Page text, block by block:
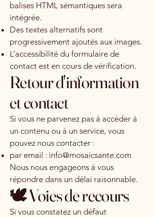
balises HTML sémantiques sera
intégrée.
Des textes alternatifs sont
progressivement ajoutés aux images.
L’accessibilité du formulaire de
contact est en cours de vérification.
Retour d'information
et contact
Si vous ne parvenez pas à accéder à
un contenu ou à un service, vous
pouvez nous contacter :
par email : info@mosaicsante.com
Nous nous engageons à vous
répondre dans un délai raisonnable.
🕊️ Voies de recours
Si vous constatez un défaut